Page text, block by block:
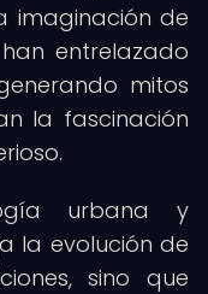
imaginación de
entrelazado
mitos
la fascinación
urbana y
la evolución de
sino que